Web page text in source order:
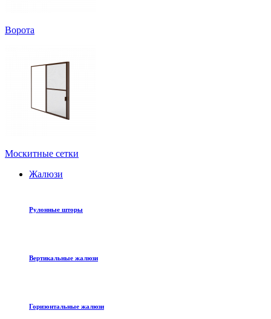
Ворота
Москитные сетки
Жалюзи
Рулонные шторы
Вертикальные жалюзи
Горизонтальные жалюзи